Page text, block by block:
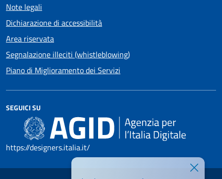
Note legali
Dichiarazione di accessibilità
Area riservata
Segnalazione illeciti (whistleblowing)
Piano di Miglioramento dei Servizi
SEGUICI SU
https://designers.italia.it/